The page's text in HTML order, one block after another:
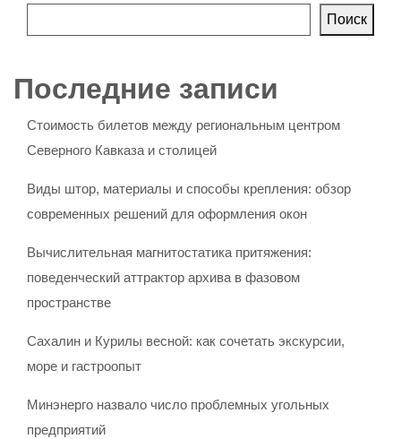
Поиск
Последние записи
Стоимость билетов между региональным центром
Северного Кавказа и столицей
Виды штор, материалы и способы крепления: обзор
современных решений для оформления окон
Вычислительная магнитостатика притяжения:
поведенческий аттрактор архива в фазовом
пространстве
Сахалин и Курилы весной: как сочетать экскурсии,
море и гастроопыт
Минэнерго назвало число проблемных угольных
предприятий